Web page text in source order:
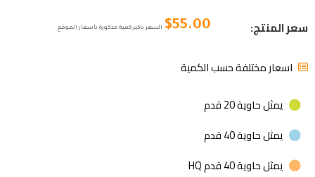
سعر المنتج: $55.00 السعر باكبر كمية مذكورة باسعار الموقع
اسعار مختلفة حسب الكمية
يمثل حاوية 20 قدم
يمثل حاوية 40 قدم
يمثل حاوية 40 قدم HQ